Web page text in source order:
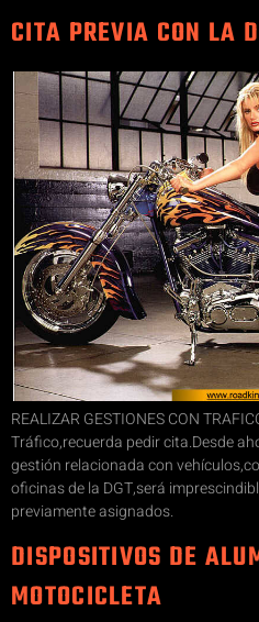
CITA PREVIA CON LA
REALIZAR GESTIONES CON
Tráfico,recuerda pedir cita.Desde
gestión relacionada con
oficinas de la DGT,será
previamente asignados.
DISPOSITIVOS DE
MOTOCICLETA